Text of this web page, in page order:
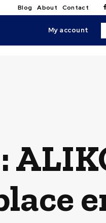
Blog About Contact
My account